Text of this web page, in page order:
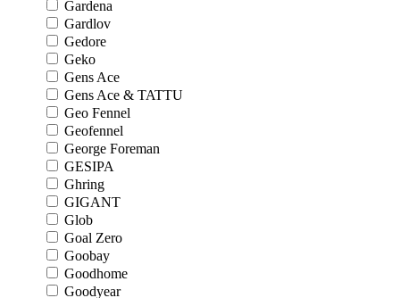
Gardena
Gardlov
Gedore
Geko
Gens Ace
Gens Ace & TATTU
Geo Fennel
Geofennel
George Foreman
GESIPA
Ghring
GIGANT
Glob
Goal Zero
Goobay
Goodhome
Goodyear